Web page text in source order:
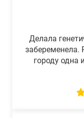
Делала
забеременела.
городу одна